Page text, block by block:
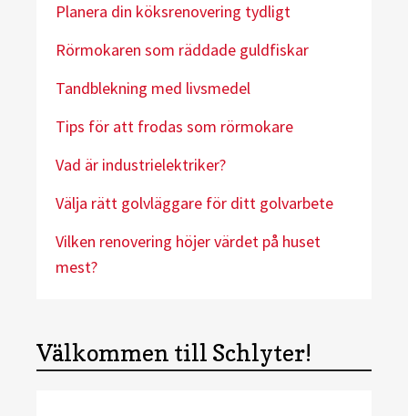
Planera din köksrenovering tydligt
Rörmokaren som räddade guldfiskar
Tandblekning med livsmedel
Tips för att frodas som rörmokare
Vad är industrielektriker?
Välja rätt golvläggare för ditt golvarbete
Vilken renovering höjer värdet på huset
mest?
Välkommen till Schlyter!